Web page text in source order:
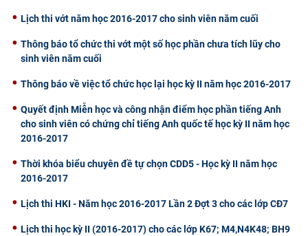
Lịch thi vớt năm học 2016-2017 cho sinh viên năm cuối
Thông báo tổ chức thi vớt một số học phần chưa tích lũy cho
sinh viên năm cuối
Thông báo về việc tổ chức học lại học kỳ II năm học 2016-2017
Quyết định Miễn học và công nhận điểm học phần tiếng Anh
cho sinh viên có chứng chỉ tiếng Anh quốc tế học kỳ II năm học
2016-2017
Thời khóa biểu chuyên đề tự chọn CDD5 - Học kỳ II năm học
2016-2017
Lịch thi HKI - Năm học 2016-2017 Lần 2 Đợt 3 cho các lớp CĐ7
Lịch thi học kỳ II (2016-2017) cho các lớp K67; M4,N4K48; BH9